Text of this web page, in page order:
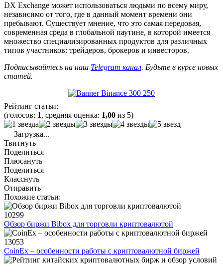
DX Exchange может использоваться людьми по всему миру,
независимо от того, где в данный момент времени они
пребывают. Существует мнение, что это самая передовая,
современная среда в глобальной паутине, в которой имеется
множество специализированных продуктов для различных
типов участников: трейдеров, брокеров и инвесторов.
Подписывайтесь на наш Telegram канал. Будьте в курсе новых
статей.
Рейтинг статьи:
(голосов: 1, средняя оценка: 1,00 из 5)
Загрузка...
Твитнуть
Поделиться
Плюсануть
Поделиться
Класснуть
Отправить
Похожие статьи:
10299
Обзор биржи Bibox для торговли криптовалютой
13053
CoinEx – особенности работы с криптовалютной биржей